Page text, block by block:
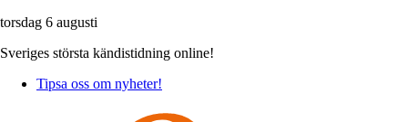
torsdag 6 augusti
Sveriges största kändistidning online!
Tipsa oss om nyheter!